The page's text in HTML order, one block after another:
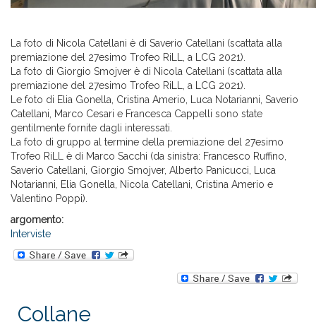
La foto di Nicola Catellani è di Saverio Catellani (scattata alla
premiazione del 27esimo Trofeo RiLL, a LCG 2021).
La foto di Giorgio Smojver è di Nicola Catellani (scattata alla
premiazione del 27esimo Trofeo RiLL, a LCG 2021).
Le foto di Elia Gonella, Cristina Amerio, Luca Notarianni, Saverio
Catellani, Marco Cesari e Francesca Cappelli sono state
gentilmente fornite dagli interessati.
La foto di gruppo al termine della premiazione del 27esimo
Trofeo RiLL è di Marco Sacchi (da sinistra: Francesco Ruffino,
Saverio Catellani, Giorgio Smojver, Alberto Panicucci, Luca
Notarianni, Elia Gonella, Nicola Catellani, Cristina Amerio e
Valentino Poppi).
argomento:
Interviste
Collane